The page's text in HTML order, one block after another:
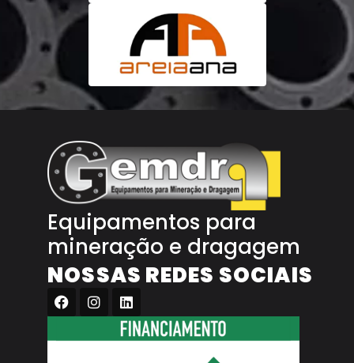
Equipamentos para
mineração e dragagem
NOSSAS REDES SOCIAIS